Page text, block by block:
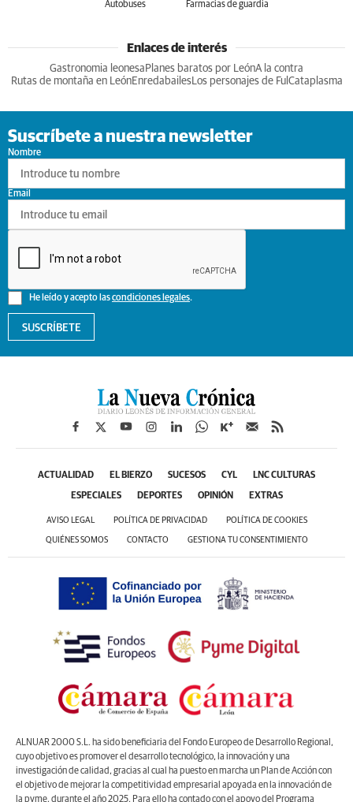
Autobuses Farmacias de guardia
Enlaces de interés
Gastronomia leonesa Planes baratos por LeónA la contra
Rutas de montaña en LeónEnredabailesLos personajes de Ful Cataplasma
Suscríbete a nuestra newsletter
Nombre
He leído y acepto lascondiciones legales.
Email
SUSCRÍBETE
ACTUALIDAD EL BIERZO SUCESOS CYL LNC CULTURAS
ESPECIALES DEPORTES OPINIÓN EXTRAS
AVISO LEGAL POLÍTICA DE PRIVACIDAD POLÍTICA DE COOKIES
QUIÉNES SOMOS CONTACTO GESTIONA TU CONSENTIMIENTO
ALNUAR 2000 S.L. ha sido beneficiaria del Fondo Europeo de Desarrollo Regional,
cuyo objetivo es promover el desarrollo tecnológico, la innovación y una
investigación de calidad, gracias al cual ha puesto en marcha un Plan de Acción con
el objetivo de mejorar la competitividad empresarial apoyada en la innovación de
la pyme, durante el año 2025. Para ello ha contado con el apoyo del Programa